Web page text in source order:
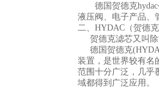
德国贺德克hydac
液压阀、电子产品、
二、HYDAC（贺德
贺德克滤芯又叫除
德国贺德克
装置，是世界较有名
范围十分广泛，几乎
域都得到广泛应用。